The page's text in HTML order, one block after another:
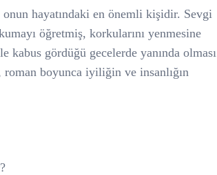
onun hayatındaki en önemli kişidir. Sevgi
öğretmiş, korkularını yenmesine
gördüğü gecelerde yanında olması
roman boyunca iyiliğin ve insanlığın